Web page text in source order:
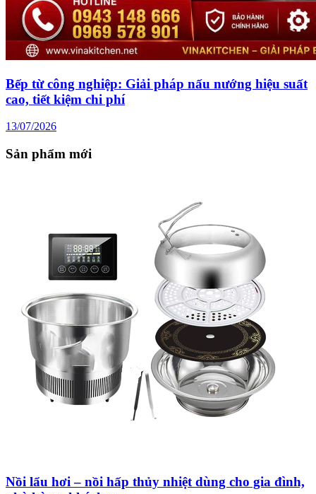
Bếp từ công nghiệp: Giải pháp nấu nướng hiệu suất
cao, tiết kiệm chi phí
13/07/2026
Sản phẩm mới
Nồi lẩu hơi – nồi hấp thủy nhiệt dùng cho gia đình,